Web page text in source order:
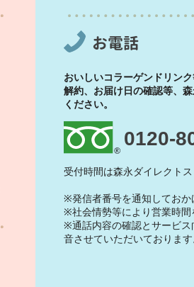
お電話
おいしいコラーゲンドリン
解約、お届け日の確認等、
ください。
0120-
受付時間は森永ダイレクト
※発信者番号を通知しておか
※社会情勢等により営業時
※通話内容の確認とサービ
音させていただいておりま